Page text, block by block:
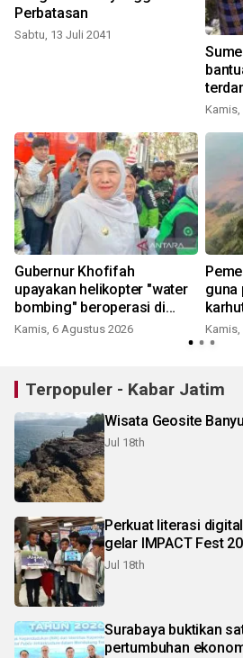
Perbatasan
Sabtu, 13 Juli 2041
Gubernur Khofifah
upayakan helikopter "water
bombing" beroperasi di
Bromo besok
Kamis, 6 Agustus 2026
guna
Terpopuler - Kabar Jatim
Wisata Geosite
Jul 18th
Perkuat literasi
gelar IMPACT Fest
Jul 18th
Surabaya buktikan
pertumbuhan